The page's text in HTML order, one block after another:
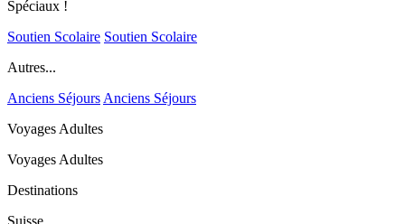
Spéciaux !
Soutien Scolaire Soutien Scolaire
Autres...
Anciens Séjours Anciens Séjours
Voyages Adultes
Voyages Adultes
Destinations
Suisse